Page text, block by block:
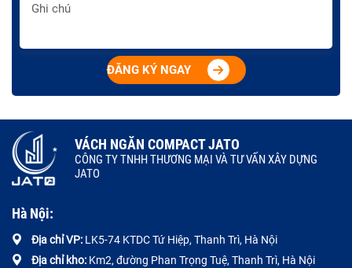
ĐĂNG KÝ NGAY
VÁCH NGĂN COMPACT JATO
CÔNG TY TNHH THƯƠNG MẠI VÀ TƯ VẤN XÂY DỰNG
JATO
Hà Nội:
Địa chỉ VP: LK5-74 KTDC Tứ Hiệp, Thanh Trì, Hà Nội
Địa chỉ kho: Km2, đường Phan Trọng Tuệ, Thanh Trì, Hà Nội